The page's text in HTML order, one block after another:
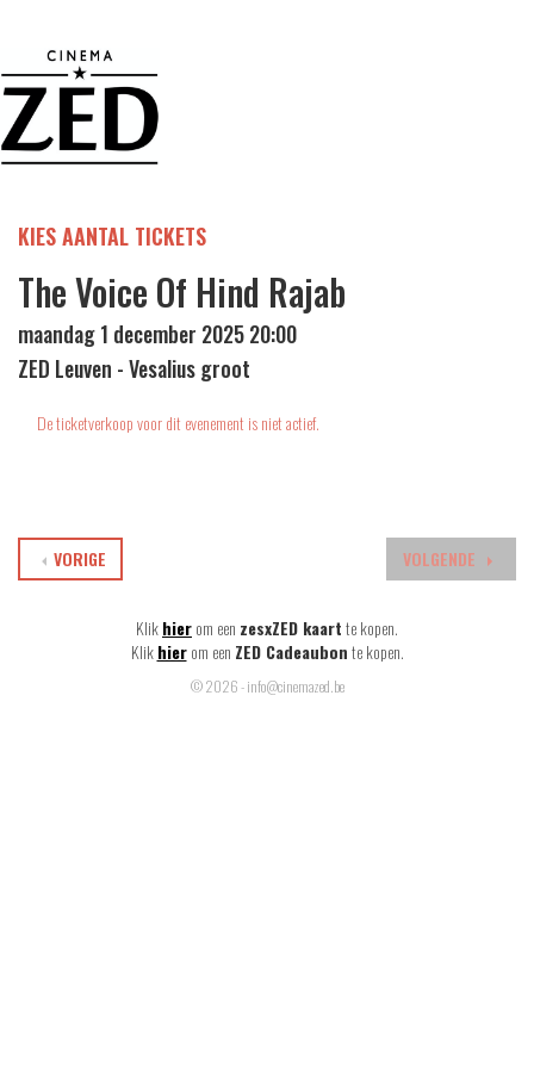
KIES AANTAL TICKETS
The Voice Of Hind Rajab
maandag 1 december 2025 20:00
ZED Leuven - Vesalius groot
De ticketverkoop voor dit evenement is niet actief.
VOLGENDE
VORIGE
Klikhierom een zesxZED kaartte kopen.
Klik hier om een ZED Cadeaubonte kopen.
© 2026 - info@cinemazed.be